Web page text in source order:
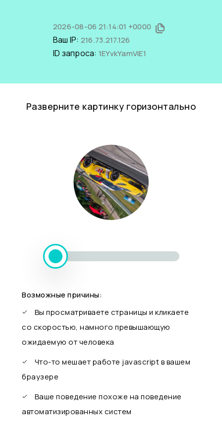
2026-08-06 21:14:01 +0000
Ваш IP: 216.73.217.126
ID запроса: 1EYvkYamViE1
Разверните картинку горизонтально
Возможные причины:
Вы просматриваете страницы и кликаете
со скоростью, намного превышающую
ожидаемую от человека
Что-то мешает работе javascript в вашем
браузере
Ваше поведение похоже на поведение
автоматизированных систем